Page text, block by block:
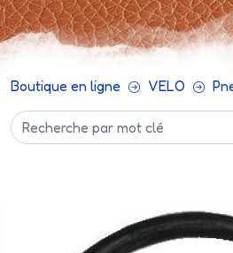
Boutique en ligne VELO